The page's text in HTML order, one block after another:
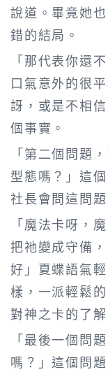
說道。畢竟她
錯的結局。
「那代表你還
口氣意外的很
訝，或是不相
個事實。
「第二個問題
型態嗎？」這
社長會問這問題
「魔法卡呀，
把祂變成守備
好」夏蝶語氣
樣，一派輕鬆
對神之卡的了
「最後一個問
嗎？」這個問